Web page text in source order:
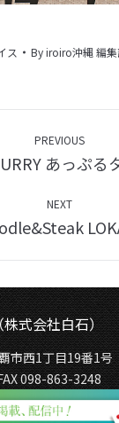
ス Byiroiro沖縄 編集
PREVIOUS
Previous
あっぷる
NEXT
Next
式会社白石）
市西1丁目19番1号
098-863-3248